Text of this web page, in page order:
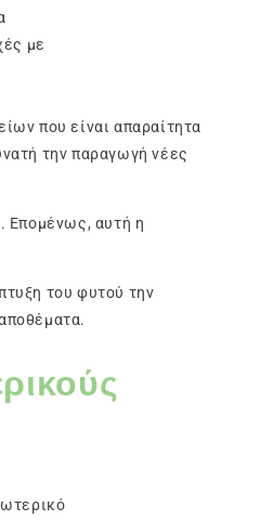
με
που είναι απαραίτητα
την παραγωγή νέες
Επομένως, αυτή η
του φυτού την